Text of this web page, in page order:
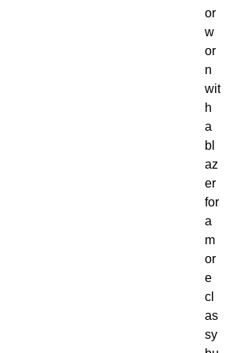
or
w
or
n
wit
h
a
bl
az
er
for
a
m
or
e
cl
as
sy